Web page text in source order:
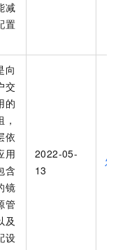
减
置
向
交
的
依
用
含
镜
管
及
设
2022-05-
13
发